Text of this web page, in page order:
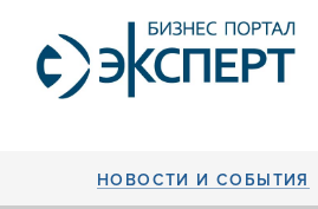
НОВОСТИ И СОБЫТИЯ